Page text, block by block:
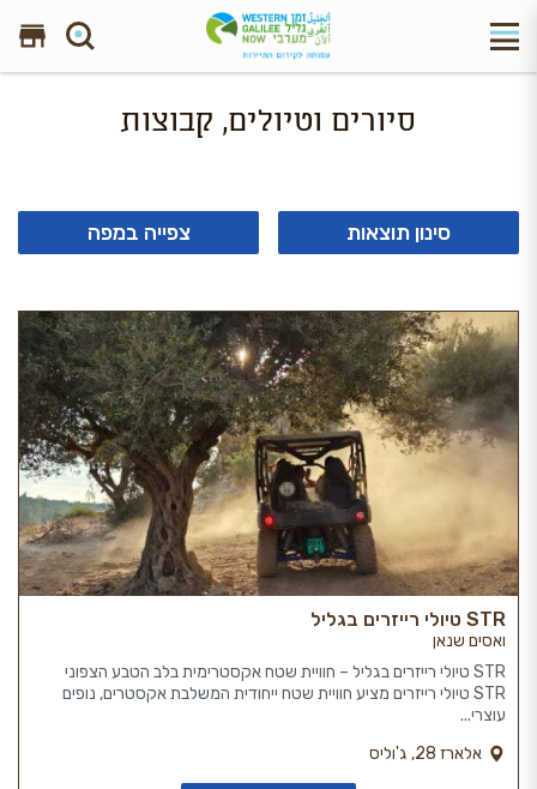
סיורים וטיולים, קבוצות
סינון תוצאות צפייה במפה
STR טיולי רייזרים בגליל
ואסים שנאן
STR טיולי רייזרים בגליל – חוויית שטח אקסטרימית בלב הטבע הצפוני
STR טיולי רייזרים מציע חוויית שטח ייחודית המשלבת אקסטרים, נופים
עוצרי...
אלארז 28, ג'וליס